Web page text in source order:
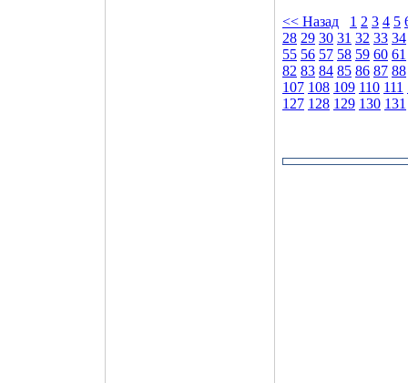
<< Назад
1 2 3 4 5
28 29 30 31 32 33 34
55 56 57 58 59 60 61
82 83 84 85 86 87 88
107 108 109 110 111
127 128 129 130 131